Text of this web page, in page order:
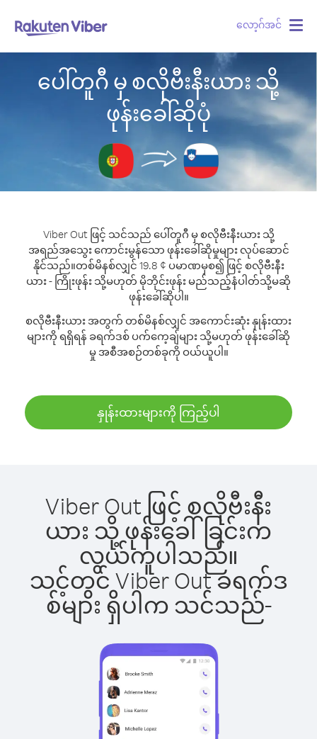
လော့ဂ်အင်
ပေါ်တူဂီ မှ စလိုဗီးနီးယား သို့
ဖုန်းခေါ်ဆိုပုံ
Viber Out ဖြင့် သင်သည် ပေါ်တူဂီ မှ စလိုဗီးနီးယား သို့
အရည်အသွေး ကောင်းမွန်သော ဖုန်းခေါ်ဆိုမှုများ လုပ်ဆောင်
နိုင်သည်။တစ်မိနစ်လျှင် 19.8 ¢ ပမာဏမှစ၍ ဖြင့် စလိုဗီးနီး
ယား - ကြိုးဖုန်း သို့မဟုတ် မိုဘိုင်းဖုန်း မည်သည့်နံပါတ်သို့မဆို
ဖုန်းခေါ်ဆိုပါ။
စလိုဗီးနီးယား အတွက် တစ်မိနစ်လျှင် အကောင်းဆုံး နှုန်းထား
များကို ရရှိရန် ခရက်ဒစ် ပက်ကေ့ချ်များ သို့မဟုတ် ဖုန်းခေါ်ဆို
မှု အစီအစဉ်တစ်ခုကို ဝယ်ယူပါ။
နှုန်းထားများကို ကြည့်ပါ
Viber Out ဖြင့် စလိုဗီးနီး
ယား သို့ ဖုန်းခေါ်ခြင်းက
လွယ်ကူပါသည်။
သင့်တွင် Viber Out ခရက်ဒ
စ်များ ရှိပါက သင်သည်-